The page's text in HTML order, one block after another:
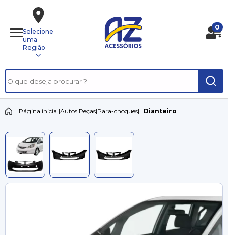
Selecione
uma
Região
0
|Página inicial|Autos|Peças|Para-choques| Dianteiro